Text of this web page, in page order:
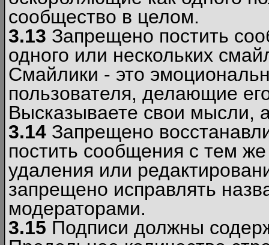
сообщество в целом.
3.13 Запрещено постить
одного или нескольких
Смайлики - это
пользователя, делающие
Высказываете свои мысли,
3.14 Запрещено
постить сообщения с тем
удаления или
запрещено исправлять
модераторами.
3.15 Подписи должны